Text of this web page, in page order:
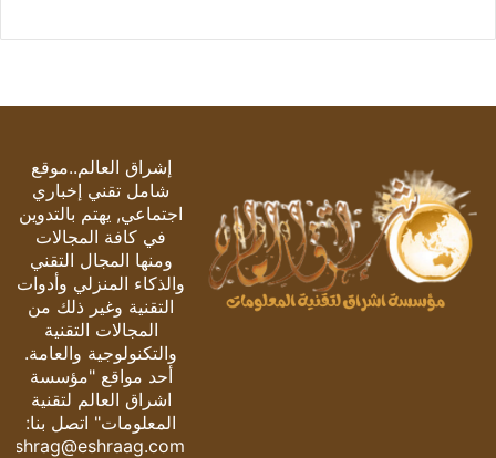
إشراق العالم..موقع
شامل تقني إخباري
اجتماعي, يهتم بالتدوين
في كافة المجالات
ومنها المجال التقني
والذكاء المنزلي وأدوات
التقنية وغير ذلك من
المجالات التقنية
والتكنولوجية والعامة.
أحد مواقع "مؤسسة
اشراق العالم لتقنية
المعلومات" اتصل بنا:
eshrag@eshraag.com